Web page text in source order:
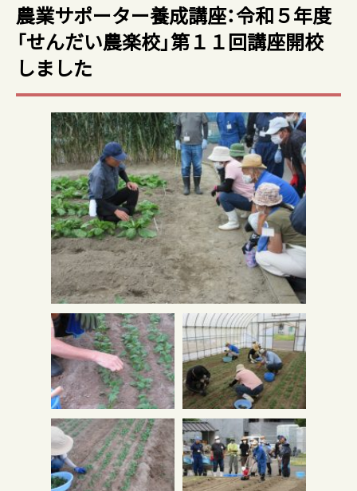
農業サポーター養成講座：令和５年度
「せんだい農楽校」第１１回講座開校
しました